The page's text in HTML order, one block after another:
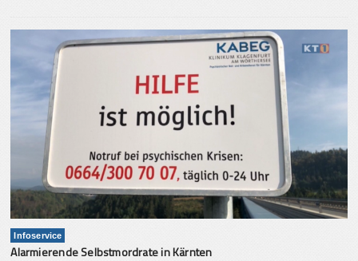
Infoservice
Alarmierende Selbstmordrate in Kärnten